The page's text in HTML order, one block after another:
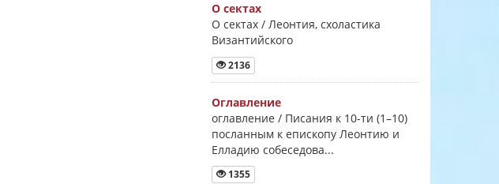
О сектах
О сектах / Леонтия, схоластика
Византийского
2136
Оглавление
оглавление / Писания к 10-ти (1–10)
посланным к епископу Леонтию и
Елладию собеседова...
1355